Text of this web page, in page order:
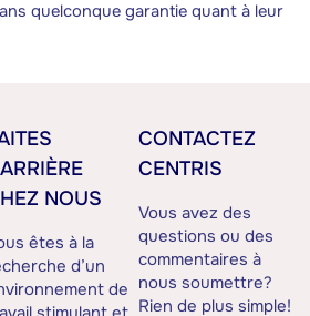
quelconque garantie quant à leur
NOUS
êtes à la
d’un
de
CONTACTEZ
CENTRIS
Vous avez des
questions ou des
commentaires à
nous soumettre?
Rien de plus simple!